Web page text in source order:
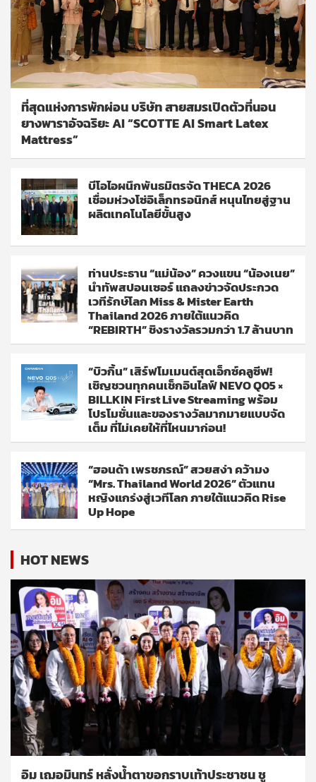
ที่สุดแห่งการพักผ่อน บริษัท สายสมรเปิดตัวที่นอน
ยางพาราอัจฉริยะ AI “SCOTTE AI Smart Latex
Mattress”
บีโอไอผนึกพันธมิตรจัด THECA 2026
เชื่อมห่วงโซ่อิเล็กทรอนิกส์ หนุนไทยสู่ฐาน
ผลิตเทคโนโลยีขั้นสูง
ท่านประธาน “แม่น้อง” ควงแขน “น้องเนย”
นำทัพสปอนเซอร์ แถลงข่าวจัดประกวด
เวทีรักษ์โลก Miss & Mister Earth
Thailand 2026 ภายใต้แนวคิด
“REBIRTH” ชิงรางวัลรวมกว่า 1.7 ล้านบาท
“บิวกิ้น” เสิร์ฟโมเมนต์สุดเอ็กซ์คลูซีฟ!
เชิญชวนทุกคนเช็กอินไลฟ์ NEVO Q05 ×
BILLKIN First Live Streaming พร้อม
โปรโมชั่นและของรางวัลมากมายแบบจัด
เต็ม ที่ไม่เคยให้ที่ไหนมาก่อน!
“ฮอนด้า เพรชภรณ์” สวยสง่า คว้ามง
“Mrs. Thailand World 2026” ตัวแทน
หญิงแกร่งสู่เวทีโลก ภายใต้แนวคิด Rise
Up Hope
HOT NEWS
อิม เฌอมินทร์ หลั่งน้ำตาขอกราบเท้าประชาชน ชู